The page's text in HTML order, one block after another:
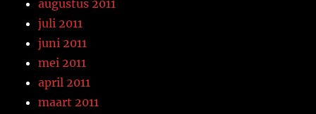
augustus 2011
juli 2011
juni 2011
mei 2011
april 2011
maart 2011